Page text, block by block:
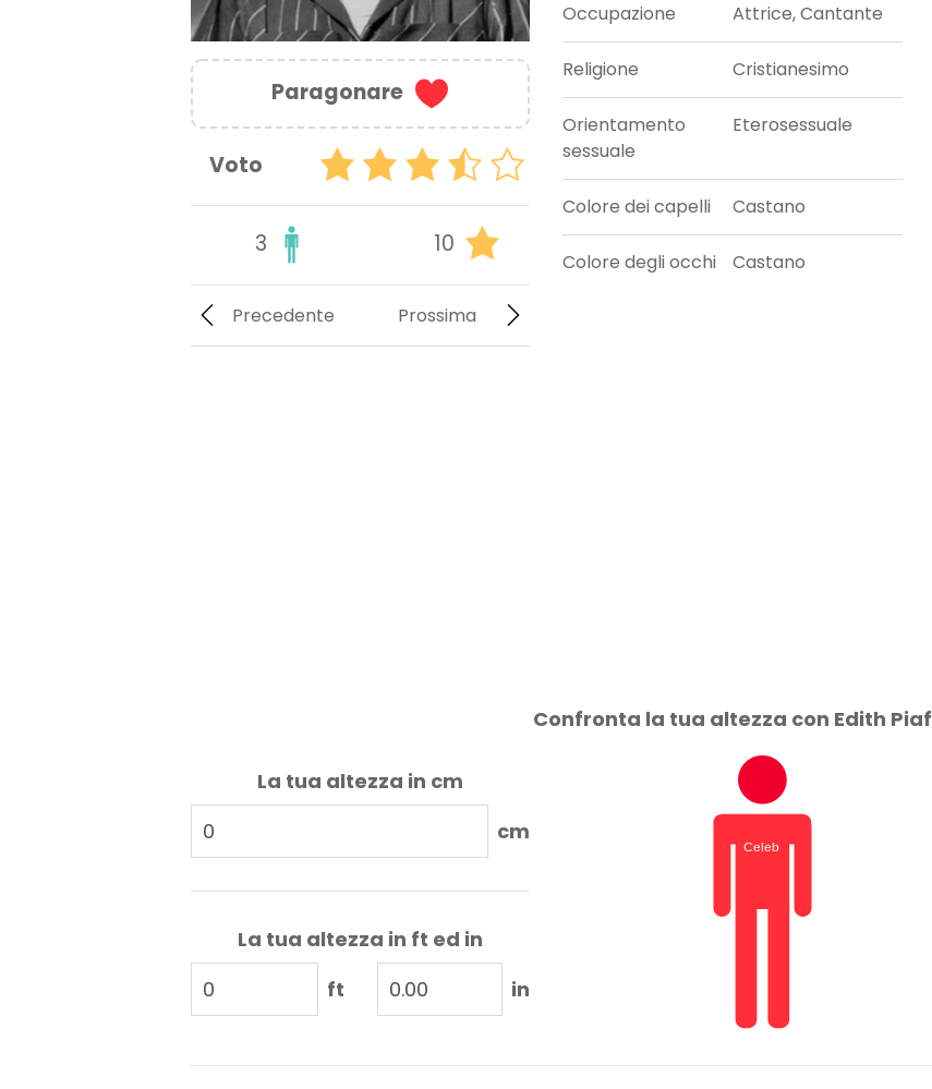
Paragonare
Voto
3 10
Prossima
Precedente
Occupazione Attrice, Cantante
Religione Cristianesimo
Orientamento
sessuale
Eterosessuale
Colore dei capelli Castano
Colore degli occhi Castano
Confronta la tua altezza con Edith Piaf
La tua altezza in cm
cm
La tua altezza in ft ed in
ft
in